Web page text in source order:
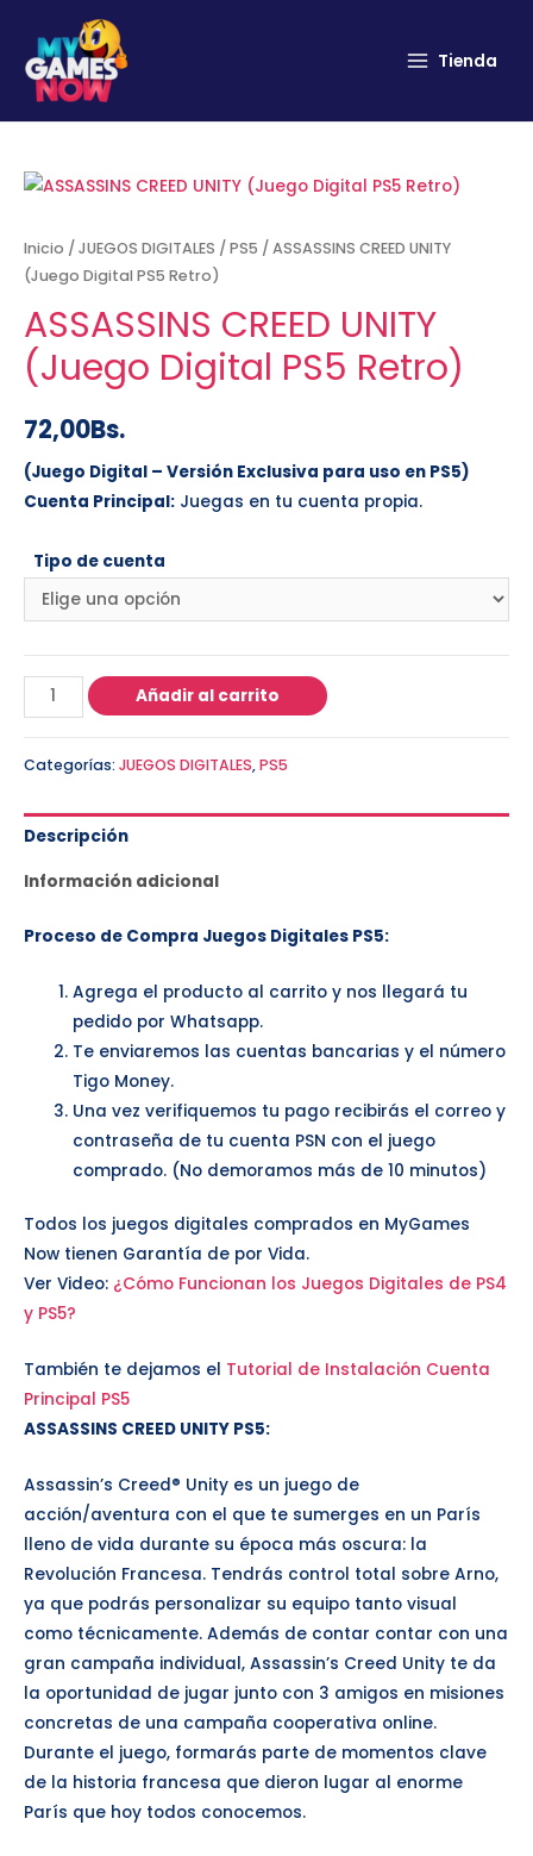
Tienda
Inicio /JUEGOS DIGITALES /PS5 / ASSASSINS CREED UNITY
(Juego Digital PS5 Retro)
ASSASSINS CREED UNITY
(Juego Digital PS5 Retro)
72,00Bs.
(Juego Digital – Versión Exclusiva para uso en PS5)
Cuenta Principal: Juegas en tu cuenta propia.
Tipo de cuenta
Añadir al carrito
Categorías: JUEGOS DIGITALES,PS5
Descripción
Información adicional
Proceso de Compra Juegos Digitales PS5:
Agrega el producto al carrito y nos llegará tu
pedido por Whatsapp.
Te enviaremos las cuentas bancarias y el número
Tigo Money.
Una vez verifiquemos tu pago recibirás el correo y
contraseña de tu cuenta PSN con el juego
comprado. (No demoramos más de 10 minutos)
Todos los juegos digitales comprados en MyGames
Now tienen Garantía de por Vida.
Ver Video: ¿Cómo Funcionan los Juegos Digitales de PS4
y PS5?
También te dejamos el Tutorial de Instalación Cuenta
Principal PS5
ASSASSINS CREED UNITY PS5:
Assassin’s Creed® Unity es un juego de
acción/aventura con el que te sumerges en un París
lleno de vida durante su época más oscura: la
Revolución Francesa. Tendrás control total sobre Arno,
ya que podrás personalizar su equipo tanto visual
como técnicamente. Además de contar contar con una
gran campaña individual, Assassin’s Creed Unity te da
la oportunidad de jugar junto con 3 amigos en misiones
concretas de una campaña cooperativa online.
Durante el juego, formarás parte de momentos clave
de la historia francesa que dieron lugar al enorme
París que hoy todos conocemos.